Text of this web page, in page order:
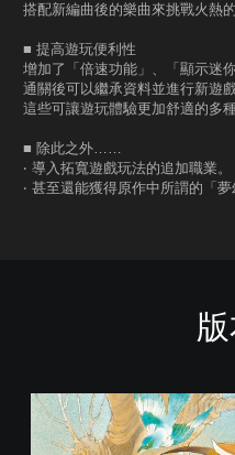
搭配新編曲後的樂曲來挑戰火熱的
■ 提高遊玩便利性
增加了「倍速功能」、「顯示迷你
通關後可以繼承資料並進行新遊
這些可讓遊玩體驗更加舒適的多種
■ 除此之外……
‧ 導入拓寬遊戲玩法的追加職業。
‧ 甚至還能獲得原作中所謂的「夢
版
復
活
邪